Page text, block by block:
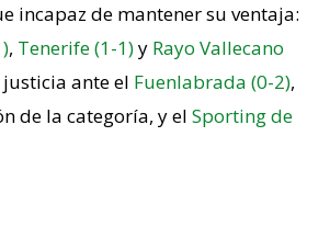
incapaz de mantener su ventaja:
, Tenerife (1-1)y Rayo Vallecano
justicia ante el Fuenlabrada (0-2),
de la categoría, y el Sporting de